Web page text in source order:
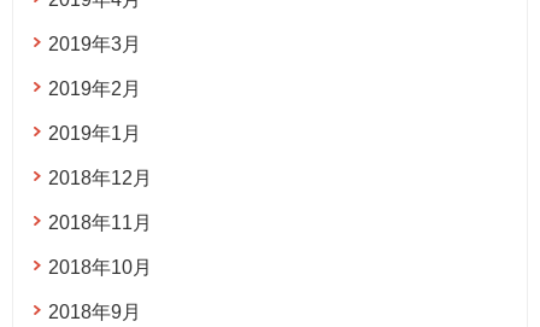
2019年3月
2019年2月
2019年1月
2018年12月
2018年11月
2018年10月
2018年9月